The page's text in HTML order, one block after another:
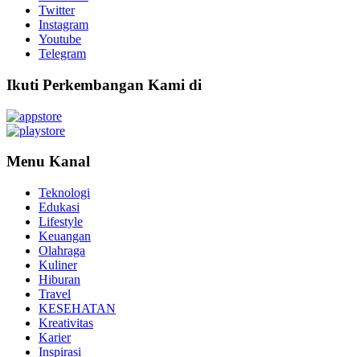
Twitter
Instagram
Youtube
Telegram
Ikuti Perkembangan Kami di
Menu Kanal
Teknologi
Edukasi
Lifestyle
Keuangan
Olahraga
Kuliner
Hiburan
Travel
KESEHATAN
Kreativitas
Karier
Inspirasi